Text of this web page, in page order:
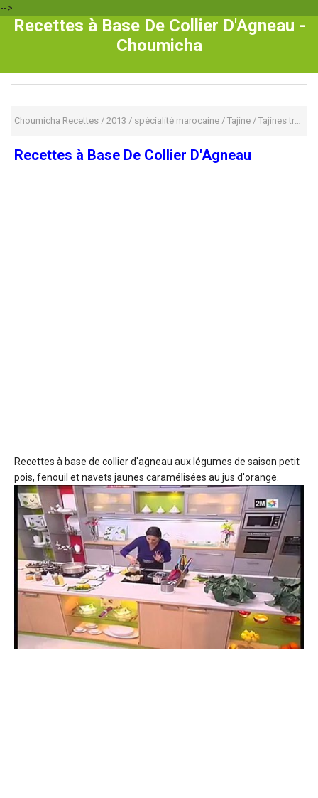
-->
Recettes à Base De Collier D'Agneau -
Choumicha
Choumicha Recettes / 2013 / spécialité marocaine / Tajine / Tajines traditionnels
Recettes à Base De Collier D'Agneau
Recettes à base de collier d'agneau aux légumes de saison petit
pois, fenouil et navets jaunes caramélisées au jus d'orange.